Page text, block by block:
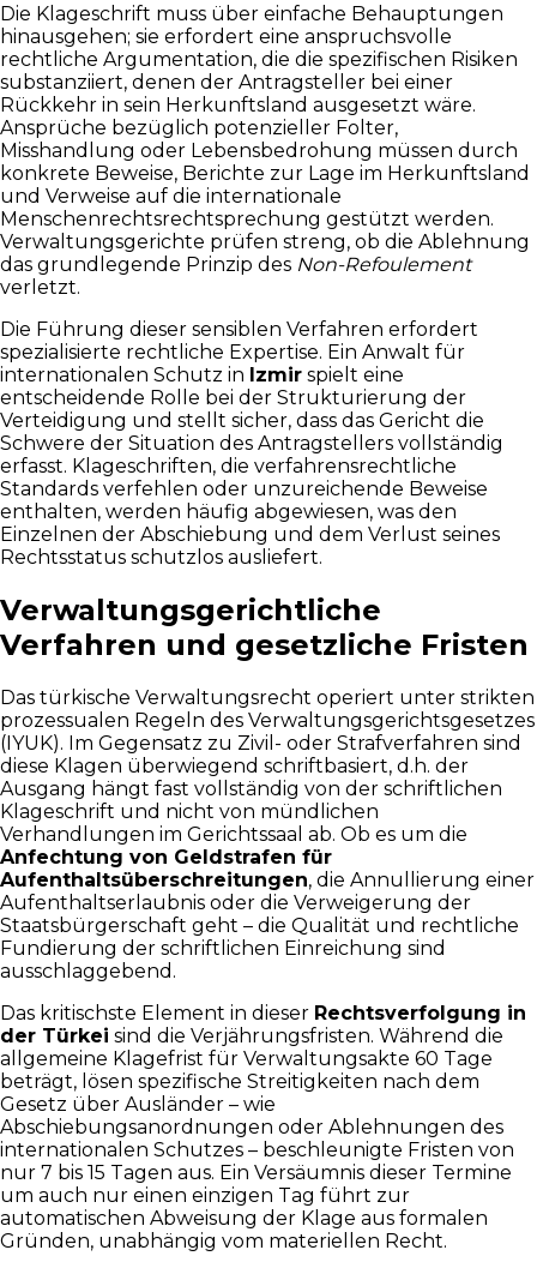
Die Klageschrift muss über einfache Behauptungen
hinausgehen; sie erfordert eine anspruchsvolle
rechtliche Argumentation, die die spezifischen Risiken
substanziiert, denen der Antragsteller bei einer
Rückkehr in sein Herkunftsland ausgesetzt wäre.
Ansprüche bezüglich potenzieller Folter,
Misshandlung oder Lebensbedrohung müssen durch
konkrete Beweise, Berichte zur Lage im Herkunftsland
und Verweise auf die internationale
Menschenrechtsrechtsprechung gestützt werden.
Verwaltungsgerichte prüfen streng, ob die Ablehnung
das grundlegende Prinzip des Non-Refoulement
verletzt.
Die Führung dieser sensiblen Verfahren erfordert
spezialisierte rechtliche Expertise. Ein Anwalt für
internationalen Schutz in Izmir spielt eine
entscheidende Rolle bei der Strukturierung der
Verteidigung und stellt sicher, dass das Gericht die
Schwere der Situation des Antragstellers vollständig
erfasst. Klageschriften, die verfahrensrechtliche
Standards verfehlen oder unzureichende Beweise
enthalten, werden häufig abgewiesen, was den
Einzelnen der Abschiebung und dem Verlust seines
Rechtsstatus schutzlos ausliefert.
Verwaltungsgerichtliche
Verfahren und gesetzliche Fristen
Das türkische Verwaltungsrecht operiert unter strikten
prozessualen Regeln des Verwaltungsgerichtsgesetzes
(IYUK). Im Gegensatz zu Zivil- oder Strafverfahren sind
diese Klagen überwiegend schriftbasiert, d.h. der
Ausgang hängt fast vollständig von der schriftlichen
Klageschrift und nicht von mündlichen
Verhandlungen im Gerichtssaal ab. Ob es um die
Anfechtung von Geldstrafen für
Aufenthaltsüberschreitungen, die Annullierung einer
Aufenthaltserlaubnis oder die Verweigerung der
Staatsbürgerschaft geht – die Qualität und rechtliche
Fundierung der schriftlichen Einreichung sind
ausschlaggebend.
Das kritischste Element in dieser Rechtsverfolgung in
der Türkei sind die Verjährungsfristen. Während die
allgemeine Klagefrist für Verwaltungsakte 60 Tage
beträgt, lösen spezifische Streitigkeiten nach dem
Gesetz über Ausländer – wie
Abschiebungsanordnungen oder Ablehnungen des
internationalen Schutzes – beschleunigte Fristen von
nur 7 bis 15 Tagen aus. Ein Versäumnis dieser Termine
um auch nur einen einzigen Tag führt zur
automatischen Abweisung der Klage aus formalen
Gründen, unabhängig vom materiellen Recht.